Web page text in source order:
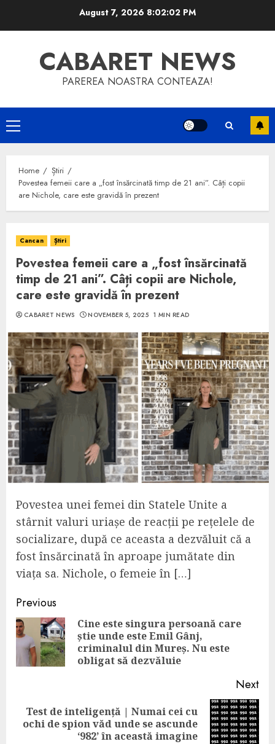
August 7, 2026 8:02:03 PM
CABARET NEWS
PAREREA NOASTRA CONTEAZA!
Primary
Menu
Home
Știri
Povestea femeii care a „fost însărcinată timp de 21 ani”. Câți copii
are Nichole, care este gravidă în prezent
Cancan Știri
Povestea femeii care a „fost însărcinată
timp de 21 ani”. Câți copii are Nichole,
care este gravidă în prezent
CABARET NEWS NOVEMBER 5, 2025 1 MIN READ
Povestea unei femei din Statele Unite a
stârnit valuri uriașe de reacții pe rețelele de
socializare, după ce aceasta a dezvăluit că a
fost însărcinată în aproape jumătate din
viața sa. Nichole, o femeie în […]
Continue
Reading
Previous
Cine este singura persoană care
știe unde este Emil Gânj,
criminalul din Mureș. Nu este
obligat să dezvăluie
Next
Next
Test de inteligență | Numai cei cu
ochi de spion văd unde se ascunde
‘982’ în această imagine